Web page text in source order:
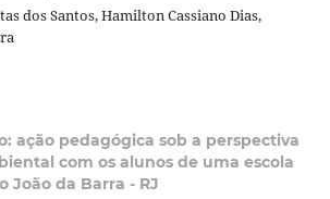
dos Santos, Hamilton Cassiano Dias,
ação pedagógica sob a perspectiva
com os alunos de uma escola
João da Barra - RJ